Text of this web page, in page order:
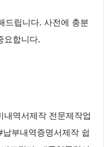
드립니다. 사전에 충분
요합니다.
역서제작 전문제작업
부내역증명서제작 쉽